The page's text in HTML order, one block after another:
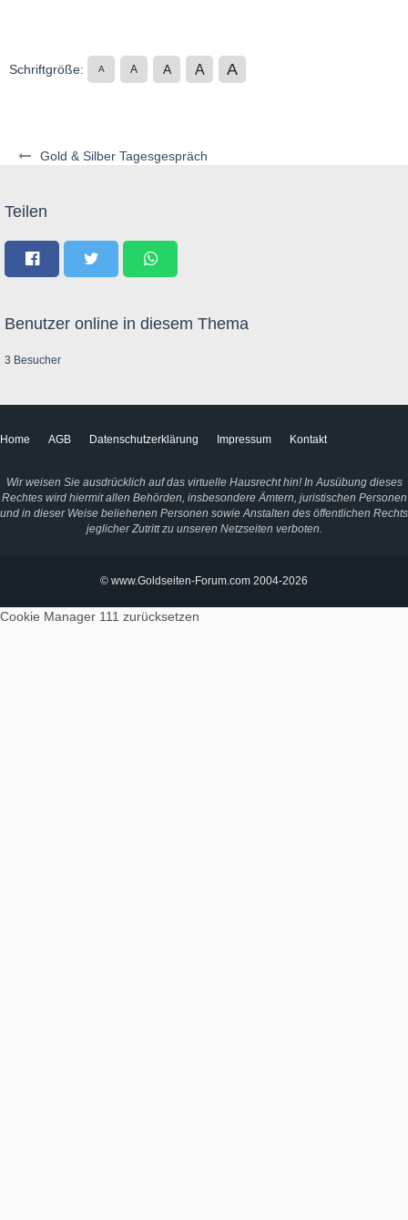
Gold & Silber Tagesgespräch
Schriftgröße: A A A A A
Teilen
Benutzer online in diesem Thema
3 Besucher
Home AGB Datenschutzerklärung Impressum Kontakt
Wir weisen Sie ausdrücklich auf das virtuelle Hausrecht hin! In Ausübung dieses
Rechtes wird hiermit allen Behörden, insbesondere Ämtern, juristischen Personen
und in dieser Weise beliehenen Personen sowie Anstalten des öffentlichen Rechts
jeglicher Zutritt zu unseren Netzseiten verboten.
© www.Goldseiten-Forum.com 2004-2026
Cookie Manager 111 zurücksetzen